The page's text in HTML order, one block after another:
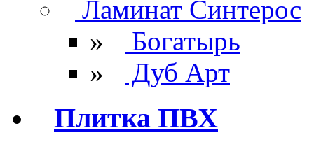
Ламинат Синтерос
»
Богатырь
»
Дуб Арт
Плитка ПВХ